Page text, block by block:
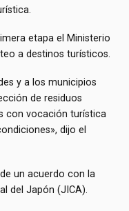
etapa el Ministerio
a destinos turísticos.
y a los municipios
de residuos
con vocación turística
dijo el
un acuerdo con la
del Japón (JICA).